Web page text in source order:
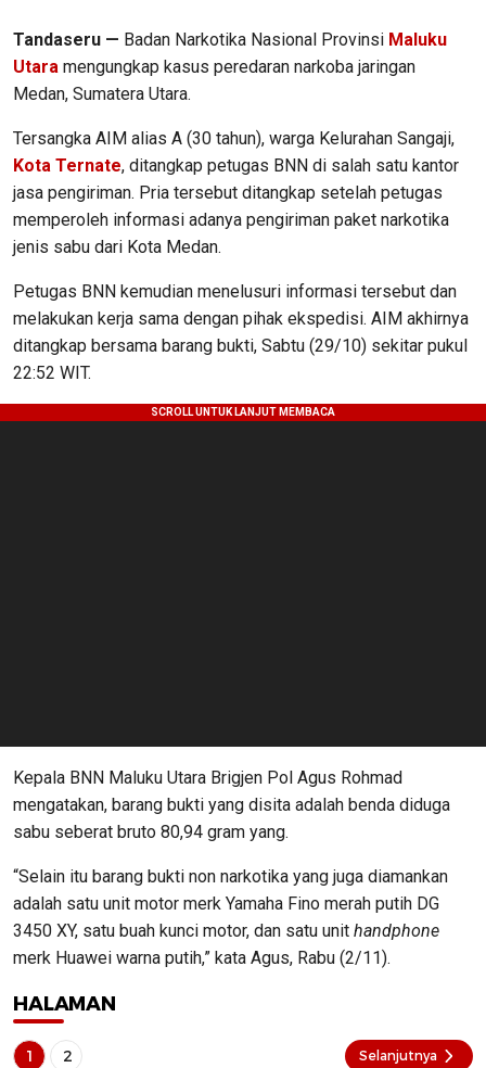
Tandaseru — Badan Narkotika Nasional Provinsi Maluku
Utara mengungkap kasus peredaran narkoba jaringan
Medan, Sumatera Utara.
Tersangka AIM alias A (30 tahun), warga Kelurahan Sangaji,
Kota Ternate, ditangkap petugas BNN di salah satu kantor
jasa pengiriman. Pria tersebut ditangkap setelah petugas
memperoleh informasi adanya pengiriman paket narkotika
jenis sabu dari Kota Medan.
Petugas BNN kemudian menelusuri informasi tersebut dan
melakukan kerja sama dengan pihak ekspedisi. AIM akhirnya
ditangkap bersama barang bukti, Sabtu (29/10) sekitar pukul
22:52 WIT.
Kepala BNN Maluku Utara Brigjen Pol Agus Rohmad
mengatakan, barang bukti yang disita adalah benda diduga
sabu seberat bruto 80,94 gram yang.
“Selain itu barang bukti non narkotika yang juga diamankan
adalah satu unit motor merk Yamaha Fino merah putih DG
3450 XY, satu buah kunci motor, dan satu unit handphone
merk Huawei warna putih,” kata Agus, Rabu (2/11).
HALAMAN
1 2 Selanjutnya